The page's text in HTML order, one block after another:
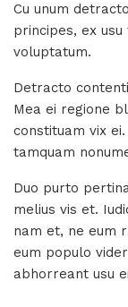
Cu unum
principes, ex
voluptatum.
Detracto
Mea ei regione
constituam vix
tamquam
Duo purto
melius vis et.
nam et, ne eum
eum populo
abhorreant usu